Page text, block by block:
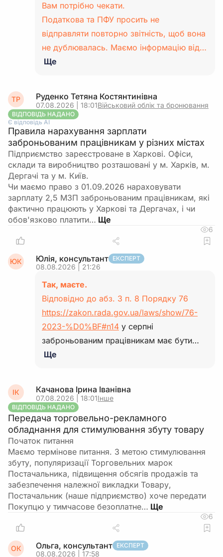
Вам потрібно чекати.
Податкова та ПФУ просить не
відправляти повторно звітність, щоб вона
не дублювалась. Маємо інформацію від…
Ще
ТР Руденко Тетяна Костянтинівна
07.08.2026 | 18:01Військовий облік та бронювання
ВІДПОВІДЬ НАДАНО
Є відповідь АІ
Правила нарахування зарплати
заброньованим працівникам у різних містах
Підприємство зареєстроване в Харкові. Офіси,
склади та виробництво розташовані у м. Харків, м.
Дергачі та у м. Київ.
Чи маємо право з 01.09.2026 нараховувати
зарплату 2,5 МЗП заброньованим працівникам, які
фактично працюють у Харкові та Дергачах, і чи
обов'язково платити…
6
ЮК Юлія, консультант ЕКСПЕРТ
08.08.2026 | 21:26
Так, маєте.
Відповідно до абз. 3 п. 8 Порядку 76
https://zakon.rada.gov.ua/laws/show/76-
2023-%D0%BF#n14 у серпні
заброньованим працівникам має бути…
Ще
ІК Качанова Ірина Іванівна
07.08.2026 | 18:01Інше
ВІДПОВІДЬ НАДАНО
Передача торговельно-рекламного
обладнання для стимулювання збуту товару
Початок питання
Маємо термінове питання. З метою стимулювання
збуту, популяризації Торговельних марок
Постачальника, підвищення обсягів продажів та
забезпечення належної викладки Товару,
Постачальник (наше підприємство) хоче передати
Покупцю у тимчасове безоплатне…
6
ОК Ольга, консультант ЕКСПЕРТ
08.08.2026 | 17:58